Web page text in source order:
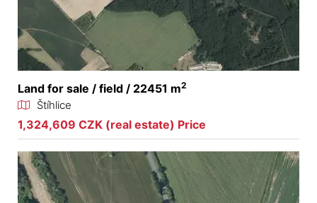
Land for sale / field / 22451 m2
Štíhlice
1,324,609 CZK (real estate) Price